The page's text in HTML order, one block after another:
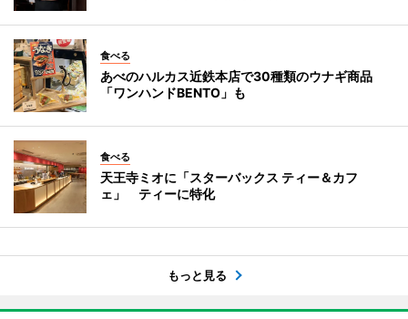
食べる
あべのハルカス近鉄本店で30種類のウナギ商品
「ワンハンドBENTO」も
食べる
天王寺ミオに「スターバックス ティー＆カフ
ェ」 ティーに特化
もっと見る